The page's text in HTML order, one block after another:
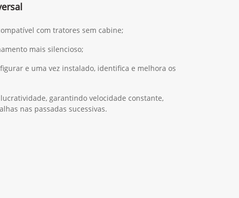
com tratores sem cabine;
mais silencioso;
e uma vez instalado, identifica e melhora os
garantindo velocidade constante,
nas passadas sucessivas.